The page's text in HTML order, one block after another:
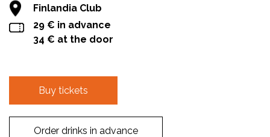
Finlandia Club
29 € in advance
34 € at the door
Buy tickets
Order drinks in advance